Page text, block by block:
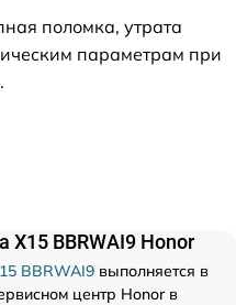
поломка, утрата
параметрам при
X15 BBRWAI9 Honor
BBRWAI9 выполняется в
центр Honor в